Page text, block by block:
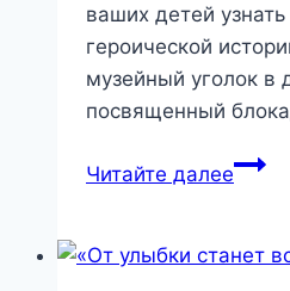
ваших детей
героической
музейный уголок в
посвященный
Читайте далее
час